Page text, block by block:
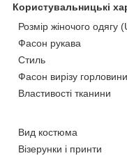
Користувальницькі
Розмір жіночого одягу
Фасон рукава
Стиль
Фасон вирізу горловини
Властивості тканини
Вид костюма
Візерунки і принти